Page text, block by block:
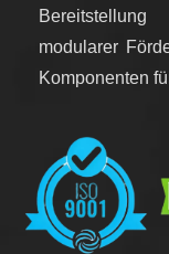
Bereitstellung
modularer
Komponenten